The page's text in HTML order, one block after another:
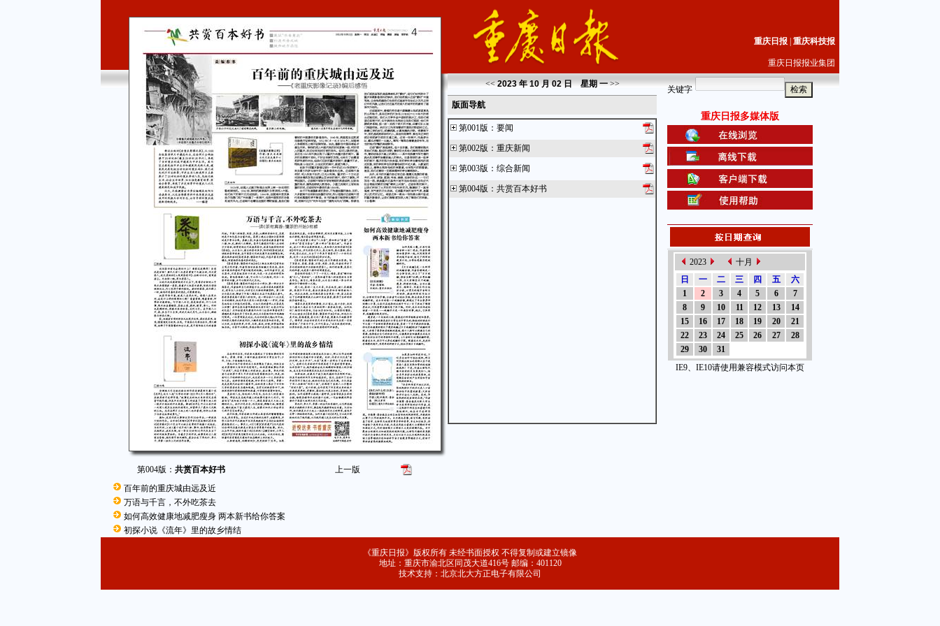
第004版： 共赏百本好书
上一版
百年前的重庆城由远及近
万语与千言，不外吃茶去
如何高效健康地减肥瘦身 两本新书给你答案
初探小说《流年》里的故乡情结
重庆日报 重庆科技报
重庆日报报业集团
<< 2023 年 10 月 02 日 星期一 >>
版面导航
第001版 ： 要闻
第002版 ： 重庆新闻
第003版 ： 综合新闻
第004版 ： 共赏百本好书
关键字
重庆日报多媒体版
2023
十月
日
一 二 三 四 五
六
1
2 3 4 5 6
7
8
9 10 11 12 13
14
15
16 17 18 19 20
21
22
23 24 25 26 27
28
29
30
31
IE9、IE10请使用兼容模式访问本页
《重庆日报》版权所有 未经书面授权 不得复制或建立镜像
地址：重庆市渝北区同茂大道416号 邮编：401120
技术支持：北京北大方正电子有限公司